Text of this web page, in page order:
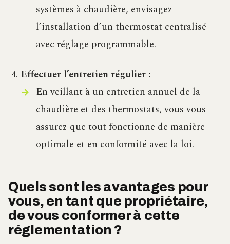
systèmes à chaudière, envisagez
l’installation d’un thermostat centralisé
avec réglage programmable.
Effectuer l’entretien régulier :
En veillant à un entretien annuel de la
chaudière et des thermostats, vous vous
assurez que tout fonctionne de manière
optimale et en conformité avec la loi.
Quels sont les avantages pour
vous, en tant que propriétaire,
de vous conformer à cette
réglementation ?